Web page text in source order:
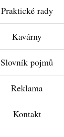
Praktické rady
Kavárny
Slovník pojmů
Reklama
Kontakt